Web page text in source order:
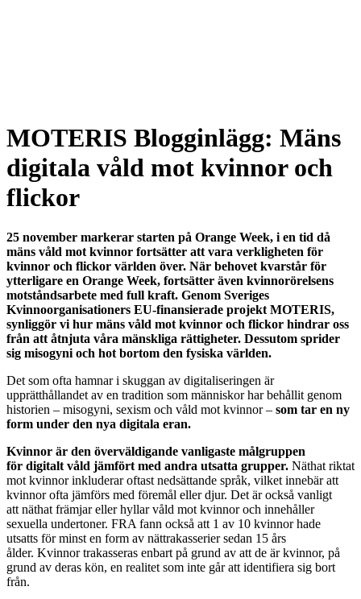
MOTERIS Blogginlägg: Mäns
digitala våld mot kvinnor och
flickor
25 november markerar starten på Orange Week, i en tid då
mäns våld mot kvinnor fortsätter att vara verkligheten för
kvinnor och flickor världen över. När behovet kvarstår för
ytterligare en Orange Week, fortsätter även kvinnorörelsens
motståndsarbete med full kraft. Genom Sveriges
Kvinnoorganisationers EU-finansierade projekt MOTERIS,
synliggör vi hur mäns våld mot kvinnor och flickor hindrar oss
från att åtnjuta våra mänskliga rättigheter. Dessutom sprider
sig misogyni och hot bortom den fysiska världen.
Det som ofta hamnar i skuggan av digitaliseringen är
upprätthållandet av en tradition som människor har behållit genom
historien – misogyni, sexism och våld mot kvinnor – som tar en ny
form under den nya digitala eran.
Kvinnor är den överväldigande vanligaste målgruppen
för digitalt våld jämfört med andra utsatta grupper. Näthat riktat
mot kvinnor inkluderar oftast nedsättande språk, vilket innebär att
kvinnor ofta jämförs med föremål eller djur. Det är också vanligt
att näthat främjar eller hyllar våld mot kvinnor och innehåller
sexuella undertoner. FRA fann också att 1 av 10 kvinnor hade
utsatts för minst en form av nättrakasserier sedan 15 års
ålder. Kvinnor trakasseras enbart på grund av att de är kvinnor, på
grund av deras kön, en realitet som inte går att identifiera sig bort
från.